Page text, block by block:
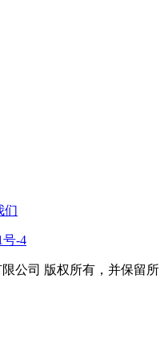
们
号-4
公司 版权所有，并保留所